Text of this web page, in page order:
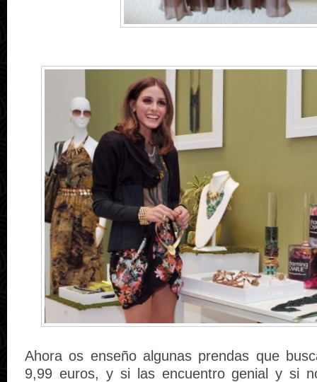
Ahora os enseño algunas prendas que
9,99 euros, y si las encuentro genial y si